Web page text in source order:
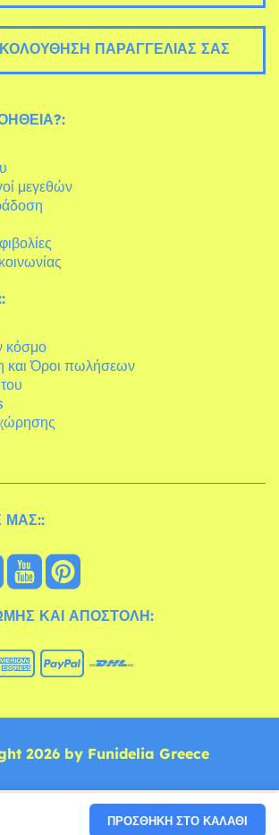
ΠΡΟΣΘΉΚΗ ΣΤΟ ΚΑΛΆΘΙ
ΠΑΡΑΓΓΕΛΊΑΣ ΣΑΣ
μεγεθών
κόσμο
και Όροι πωλήσεων
ΜΑΣ::
ΚΑΙ ΑΠΟΣΤΟΛΉ:
2026 by Funidelia Greece